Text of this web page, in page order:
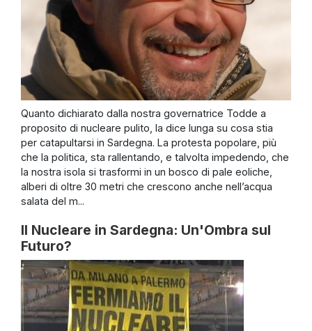
Quanto dichiarato dalla nostra governatrice Todde a
proposito di nucleare pulito, la dice lunga su cosa stia
per catapultarsi in Sardegna. La protesta popolare, più
che la politica, sta rallentando, e talvolta impedendo, che
la nostra isola si trasformi in un bosco di pale eoliche,
alberi di oltre 30 metri che crescono anche nell’acqua
salata del m...
Il Nucleare in Sardegna: Un'Ombra sul
Futuro?